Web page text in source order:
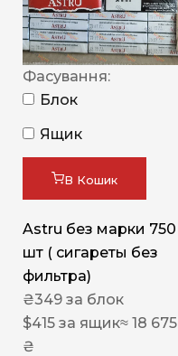
Фасування:
Блок
Ящик
В Кошик
Astru без марки 750
шт ( сигареты без
фильтра)
₴349 за блок
$415 за ящик≈ 18 675
₴